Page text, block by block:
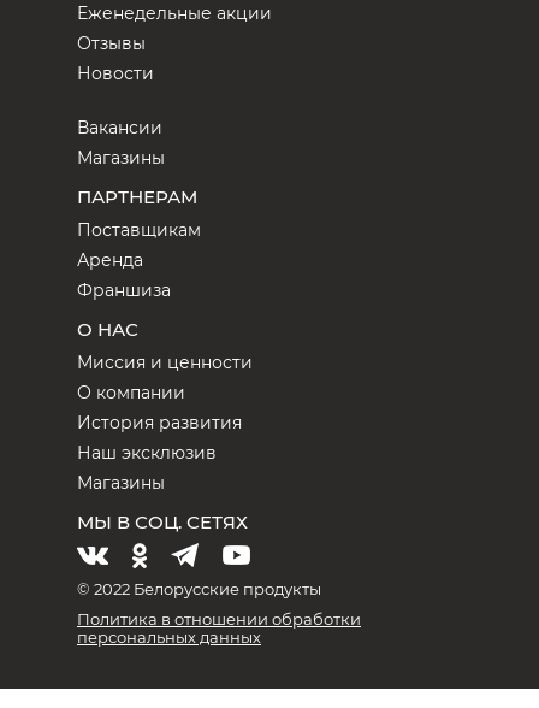
Еженедельные акции
Отзывы
Новости
Вакансии
Магазины
ПАРТНЕРАМ
Поставщикам
Аренда
Франшиза
О НАС
Миссия и ценности
О компании
История развития
Наш эксклюзив
Магазины
МЫ В СОЦ. СЕТЯХ
© 2022 Белорусские продукты
Политика в отношении обработки
персональных данных